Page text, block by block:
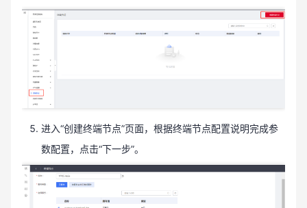
进入“创建终端节点”页面，根据终端节点配置说明完成参
数配置，点击“下一步”。